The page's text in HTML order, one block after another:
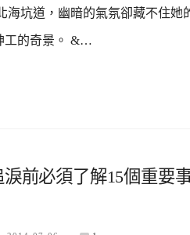
海坑道，幽暗的氣氛卻藏不住她
工的奇景。 &…
前必須了解15個重要